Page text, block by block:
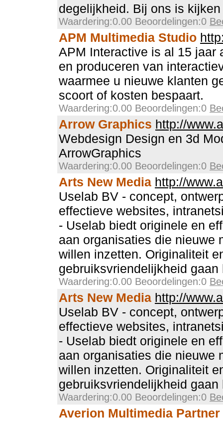
degelijkheid. Bij ons is
Waardering:0.00 Beoordelingen:0
APM Multimedia Studio
APM Interactive is al 15 jaar
en produceren van
waarmee u nieuwe klanten
scoort of kosten bespaart.
Waardering:0.00 Beoordelingen:0
Arrow Graphics http://
Webdesign Design en 3d
ArrowGraphics
Waardering:0.00 Beoordelingen:0
Arts New Media http://
Uselab BV - concept,
effectieve websites,
- Uselab biedt originele en
aan organisaties die nieuwe
willen inzetten. Originaliteit
gebruiksvriendelijkheid
Waardering:0.00 Beoordelingen:0
Arts New Media http://
Uselab BV - concept,
effectieve websites,
- Uselab biedt originele en
aan organisaties die nieuwe
willen inzetten. Originaliteit
gebruiksvriendelijkheid
Waardering:0.00 Beoordelingen:0
Averion Multimedia Partner